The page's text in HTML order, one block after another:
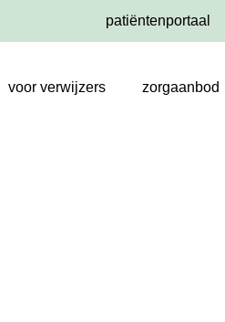
patiëntenportaal
voor verwijzers zorgaanbod